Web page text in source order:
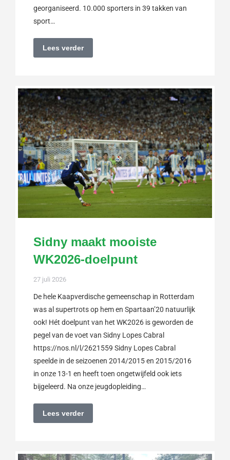
georganiseerd. 10.000 sporters in 39 takken van
sport…
Lees verder
Sidny maakt mooiste
WK2026-doelpunt
27 juli 2026
De hele Kaapverdische gemeenschap in Rotterdam
was al supertrots op hem en Spartaan’20 natuurlijk
ook! Hét doelpunt van het WK2026 is geworden de
pegel van de voet van Sidny Lopes Cabral
https://nos.nl/l/2621559 Sidny Lopes Cabral
speelde in de seizoenen 2014/2015 en 2015/2016
in onze 13-1 en heeft toen ongetwijfeld ook iets
bijgeleerd. Na onze jeugdopleiding…
Lees verder